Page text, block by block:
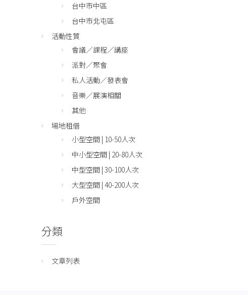
台中市中區
台中市北屯區
活動性質
會議／課程／講座
派對／聚會
私人活動／發表會
音樂／展演相關
其他
場地租借
小型空間 | 10-50人次
中小型空間 | 20-80人次
中型空間 | 30-100人次
大型空間 | 40-200人次
戶外空間
分類
文章列表